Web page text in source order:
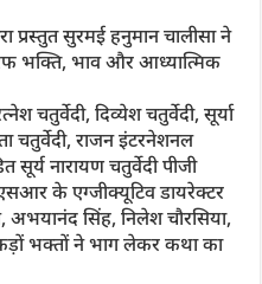
प्रस्तुत सुरमई हनुमान चालीसा ने
भक्ति, भाव और आध्यात्मिक
चतुर्वेदी, दिव्येश चतुर्वेदी, सूर्या
चतुर्वेदी, राजन इंटरनेशनल
सूर्य नारायण चतुर्वेदी पीजी
के एग्जीक्यूटिव डायरेक्टर
अभयानंद सिंह, निलेश चौरसिया,
भक्तों ने भाग लेकर कथा का